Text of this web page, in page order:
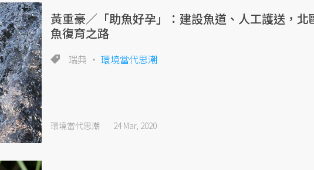
黃重豪／「助魚好孕」：建設魚道、人工護送，北
魚復育之路
瑞典 環境當代思潮
環境當代思潮 24 Mar, 2020